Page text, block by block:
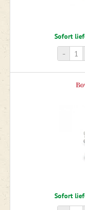
Klettergerüste,
Sofort
-
Sofort